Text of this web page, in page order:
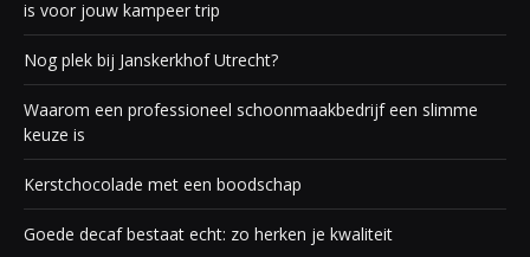
is voor jouw kampeer trip
Nog plek bij Janskerkhof Utrecht?
Waarom een professioneel schoonmaakbedrijf een slimme
keuze is
Kerstchocolade met een boodschap
Goede decaf bestaat echt: zo herken je kwaliteit